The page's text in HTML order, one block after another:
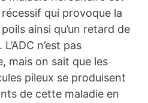
récessif qui provoque la
ainsi qu’un retard de
n’est pas
mais on sait que les
pileux se produisent
de cette maladie en